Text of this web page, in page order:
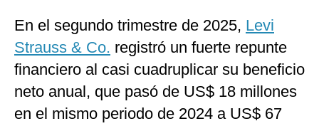
En el segundo trimestre de 2025, Levi
Strauss & Co. registró un fuerte repunte
financiero al casi cuadruplicar su beneficio
neto anual, que pasó de US$ 18 millones
en el mismo periodo de 2024 a US$ 67